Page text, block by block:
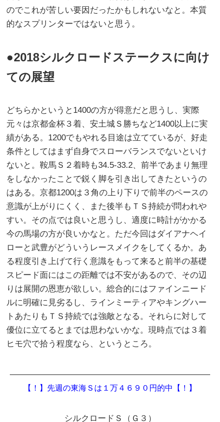
のでこれが苦しい要因だったかもしれないなと。本質
的なスプリンターではないと思う。
●2018シルクロードステークスに向け
ての展望
どちらかというと1400の方が得意だと思うし、実際
元々は京都金杯３着、安土城Ｓ勝ちなど1400以上に実
績がある。1200でもやれる目途は立てているが、好走
条件としてはまず自身でスローバランスでないといけ
ないと。鞍馬Ｓ２着時も34.5-33.2、前半であまり無理
をしなかったことで鋭く脚を引き出してきたというの
はある。京都1200は３角の上り下りで前半のペースの
意識が上がりにくく、また後半もＴＳ持続が問われや
すい。その点では良いと思うし、適度に時計がかかる
今の馬場の方が良いかなと。ただ今回はダイアナヘイ
ローと武豊がどういうレースメイクをしてくるか。あ
る程度引き上げて行く意識をもって来ると前半の基礎
スピード面にはこの距離では不安があるので、その辺
りは展開の恩恵が欲しい。総合的にはファインニード
ルに明確に見劣るし、ラインミーティアやキングハー
トあたりもＴＳ持続では強敵となる。それらに対して
優位に立てるとまでは思わないかな。現時点では３着
ヒモ穴で拾う程度なら、というところ。
――――――――――――――――――――――――
【！】先週の東海Ｓは１万４６９０円的中【！】
シルクロードＳ（Ｇ３）